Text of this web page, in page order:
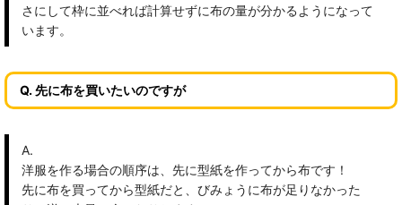
さにして枠に並べれば計算せずに布の量が分かるようになって
います。
Q. 先に布を買いたいのですが
A.
洋服を作る場合の順序は、先に型紙を作ってから布です！
先に布を買ってから型紙だと、びみょうに布が足りなかった